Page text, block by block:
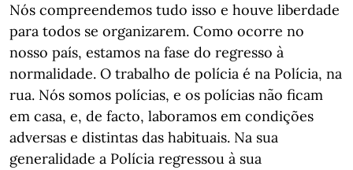
Nós compreendemos tudo isso e houve liberdade
para todos se organizarem. Como ocorre no
nosso país, estamos na fase do regresso à
normalidade. O trabalho de polícia é na Polícia, na
rua. Nós somos polícias, e os polícias não ficam
em casa, e, de facto, laboramos em condições
adversas e distintas das habituais. Na sua
generalidade a Polícia regressou à sua